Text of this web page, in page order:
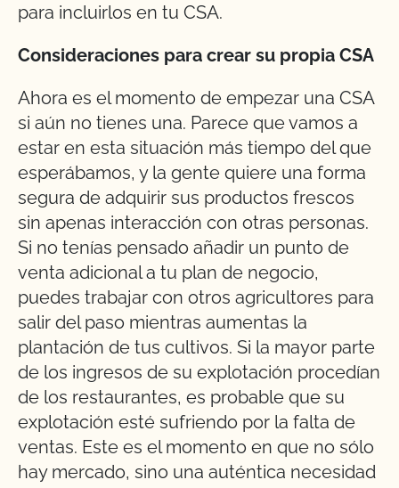
para incluirlos en tu CSA.
Consideraciones para crear su propia CSA
Ahora es el momento de empezar una CSA
si aún no tienes una. Parece que vamos a
estar en esta situación más tiempo del que
esperábamos, y la gente quiere una forma
segura de adquirir sus productos frescos
sin apenas interacción con otras personas.
Si no tenías pensado añadir un punto de
venta adicional a tu plan de negocio,
puedes trabajar con otros agricultores para
salir del paso mientras aumentas la
plantación de tus cultivos. Si la mayor parte
de los ingresos de su explotación procedían
de los restaurantes, es probable que su
explotación esté sufriendo por la falta de
ventas. Este es el momento en que no sólo
hay mercado, sino una auténtica necesidad